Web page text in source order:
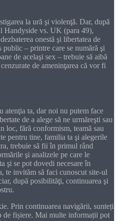
la ură şi violenţă. Dar, după
Handyside vs. UK (para 49),
onestă şi libertatea de
public – printre care se numără şi
de acelaşi sex – trebuie să aibă
de ameninţarea că vor fi
atenţia ta, dar noi nu putem face
de a alege să ne urmăreşti sau
loc, fără conformism, teamă sau
pentru tine, familia ta şi alegerile
trebuie să fii în primul rând
şi analizele pe care le
şi se pot dovedi necesare în
te invităm să faci cunoscut site-ul
după posibilităţi, continuarea şi
Prin continuarea navigării, sunteți
de fișiere. Mai multe informații pot